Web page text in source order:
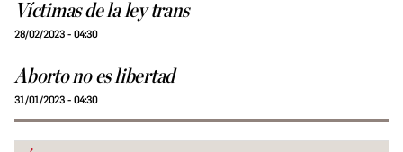
Víctimas de la ley trans
28/02/2023 - 04:30
Aborto no es libertad
31/01/2023 - 04:30